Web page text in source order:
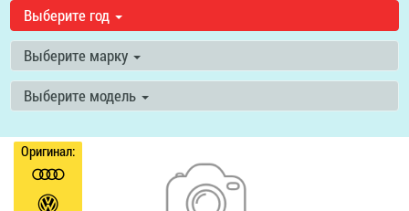
Выберите год
Выберите марку
Выберите модель
Оригинал: